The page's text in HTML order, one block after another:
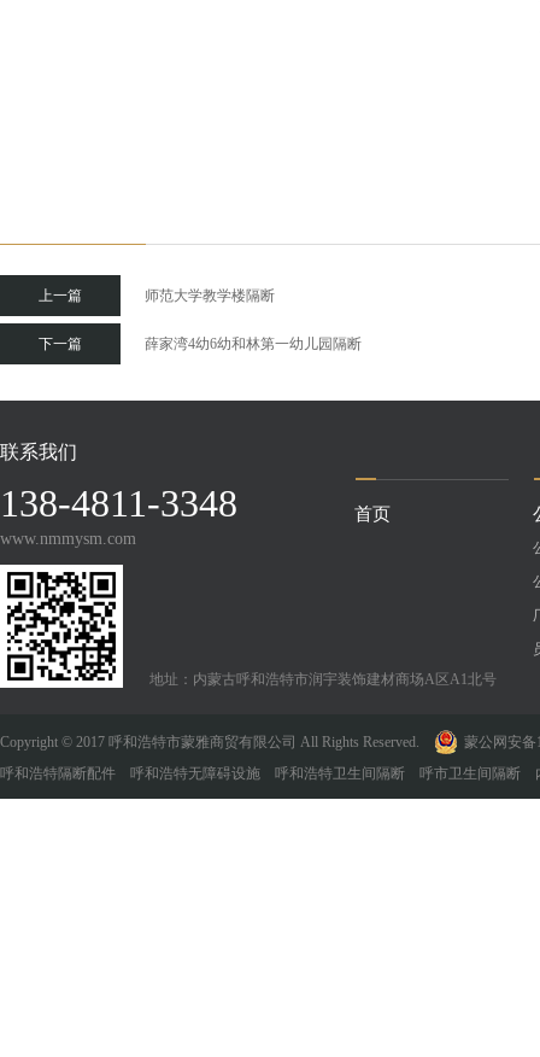
上一篇 师范大学教学楼隔断
下一篇 薛家湾4幼6幼和林第一幼儿园隔断
联系我们
138-4811-3348
www.nmmysm.com
地址：内蒙古呼和浩特市润宇装饰建材商场A区A1北号
首页
Copyright © 2017 呼和浩特市蒙雅商贸有限公司 All Rights Reserved.
蒙公网安备
呼和浩特隔断配件 呼和浩特无障碍设施 呼和浩特卫生间隔断 呼市卫生间隔